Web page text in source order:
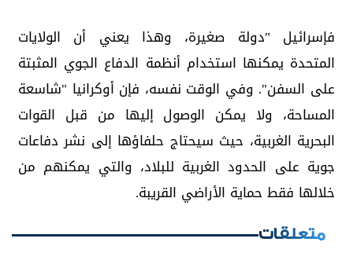
فإسرائيل "دولة صغيرة، وهذا يعني أن الولايات
المتحدة يمكنها استخدام أنظمة الدفاع الجوي المثبتة
على السفن". وفي الوقت نفسه، فإن أوكرانيا "شاسعة
المساحة، ولا يمكن الوصول إليها من قبل القوات
البحرية الغربية، حيث سيحتاج حلفاؤها إلى نشر دفاعات
جوية على الحدود الغربية للبلاد، والتي يمكنهم من
خلالها فقط حماية الأراضي القريبة.
متعلقات